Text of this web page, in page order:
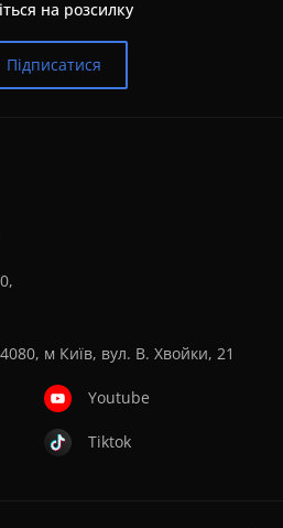
на розсилку
Підписатися
м Київ, вул. В. Хвойки, 21
Youtube
Tiktok